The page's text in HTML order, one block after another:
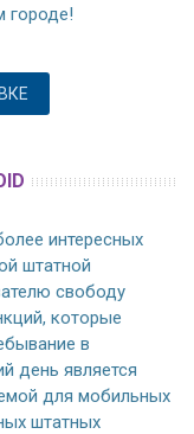
городе!
интересных
штатной
свободу
которые
в
день является
для мобильных
штатных